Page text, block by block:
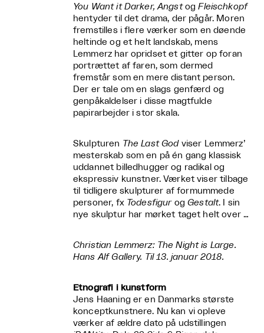
You Want it Darker, AngstogFleischkopf
hentyder til det drama, der pågår. Moren
fremstilles i flere værker som en døende
heltinde og et helt landskab, mens
Lemmerz har opridset et gitter op foran
portrættet af faren, som dermed
fremstår som en mere distant person.
Der er tale om en slags genfærd og
genpåkaldelser i disse magtfulde
papirarbejder i stor skala.
Skulpturen The Last Godviser Lemmerz’
mesterskab som en på én gang klassisk
uddannet billedhugger og radikal og
ekspressiv kunstner. Værket viser tilbage
til tidligere skulpturer af formummede
personer, fx TodesfigurogGestalt. I sin
nye skulptur har mørket taget helt over …
Christian Lemmerz: The Night is Large.
Hans Alf Gallery. Til 13. januar 2018.
Etnografi i kunstform
Jens Haaning er en Danmarks største
konceptkunstnere. Nu kan vi opleve
værker af ældre dato på udstillingen